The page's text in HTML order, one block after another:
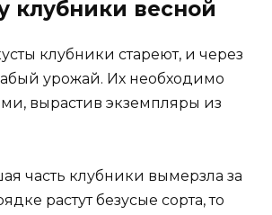
клубники весной
клубники стареют, и через
урожай. Их необходимо
вырастив экземпляры из
часть клубники вымерзла за
растут безусые сорта, то